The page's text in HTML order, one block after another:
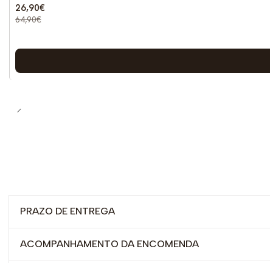
26,90€
64,90€
PRAZO DE ENTREGA
ACOMPANHAMENTO DA ENCOMENDA